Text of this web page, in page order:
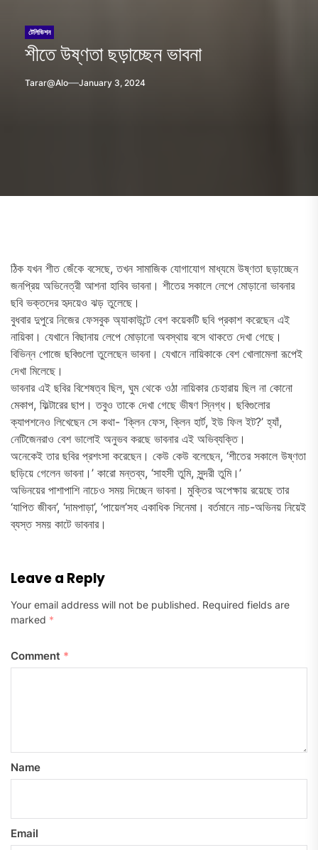
টেলিভিশন
শীতে উষ্ণতা ছড়াচ্ছেন ভাবনা
Tarar@alo January 3, 2024
ঠিক যখন শীত জেঁকে বসেছে, তখন সামাজিক যোগাযোগ মাধ্যমে উষ্ণতা ছড়াচ্ছেন
জনপ্রিয় অভিনেত্রী আশনা হাবিব ভাবনা। শীতের সকালে লেপে মোড়ানো ভাবনার
ছবি ভক্তদের হৃদয়েও ঝড় তুলেছে।
বুধবার দুপুরে নিজের ফেসবুক অ্যাকাউন্টে বেশ কয়েকটি ছবি প্রকাশ করেছেন এই
নায়িকা। যেখানে বিছানায় লেপে মোড়ানো অবস্থায় বসে থাকতে দেখা গেছে।
বিভিন্ন পোজে ছবিগুলো তুলেছেন ভাবনা। যেখানে নায়িকাকে বেশ খোলামেলা রূপেই
দেখা মিলেছে।
ভাবনার এই ছবির বিশেষত্ব ছিল, ঘুম থেকে ওঠা নায়িকার চেহারায় ছিল না কোনো
মেকাপ, ফিল্টারের ছাপ। তবুও তাকে দেখা গেছে ভীষণ স্নিগ্ধ। ছবিগুলোর
ক্যাপশনেও লিখেছেন সে কথা- ‘ক্লিন ফেস, ক্লিন হার্ট, ইউ ফিল ইট?’ হ্যাঁ,
নেটিজেনরাও বেশ ভালোই অনুভব করছে ভাবনার এই অভিব্যক্তি।
অনেকেই তার ছবির প্রশংসা করেছেন। কেউ কেউ বলেছেন, ‘শীতের সকালে উষ্ণতা
ছড়িয়ে গেলেন ভাবনা।’ কারো মন্তব্য, ‘সাহসী তুমি, সুন্দরী তুমি।’
অভিনয়ের পাশাপাশি নাচেও সময় দিচ্ছেন ভাবনা। মুক্তির অপেক্ষায় রয়েছে তার
‘যাপিত জীবন’, ‘দামপাড়া’, ‘পায়েল’সহ একাধিক সিনেমা। বর্তমানে নাচ-অভিনয় নিয়েই
ব্যস্ত সময় কাটে ভাবনার।
Leave a Reply
Your email address will not be published. Required fields are
marked *
Comment *
Name
Email